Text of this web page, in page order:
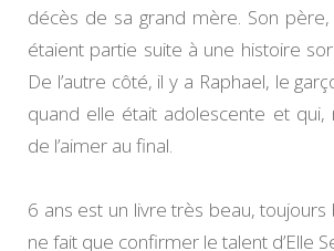
décès de sa grand mère. Son
étaient partie suite à une histoire
De l’autre côté, il y a Raphael, le
quand elle était adolescente et qui,
de l’aimer au final.
6 ans est un livre très beau,
ne fait que confirmer le talent d’Elle